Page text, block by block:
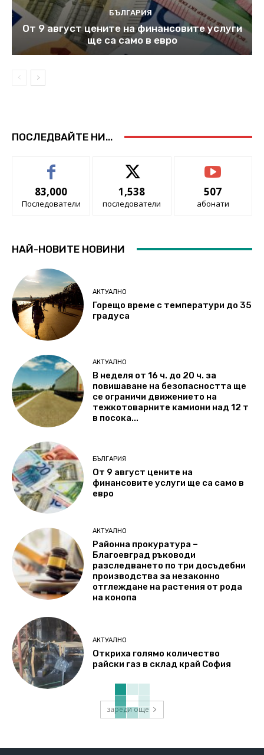
БЪЛГАРИЯ
От 9 август цените на финансовите услуги
ще са само в евро
ПОСЛЕДВАЙТЕ НИ...
83,000
Последователи
1,538
последователи
507
абонати
НАЙ-НОВИТЕ НОВИНИ
АКТУАЛНО
Горещо време с температури до 35
градуса
АКТУАЛНО
В неделя от 16 ч. до 20 ч. за
повишаване на безопасността ще
се ограничи движението на
тежкотоварните камиони над 12 т
в посока...
БЪЛГАРИЯ
От 9 август цените на
финансовите услуги ще са само в
евро
АКТУАЛНО
Районна прокуратура –
Благоевград ръководи
разследването по три досъдебни
производства за незаконно
отглеждане на растения от рода
на конопа
АКТУАЛНО
Откриха голямо количество
райски газ в склад край София
зареди още